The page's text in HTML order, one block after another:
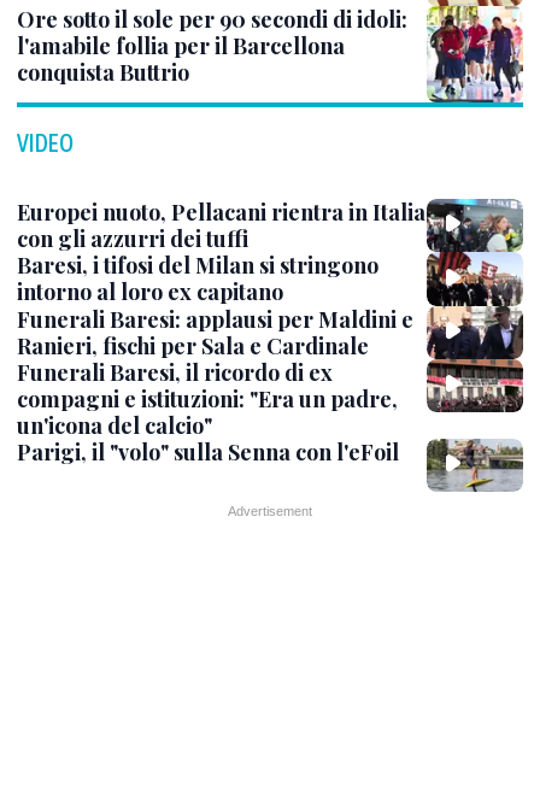
Ore sotto il sole per 90 secondi di idoli:
l'amabile follia per il Barcellona
conquista Buttrio
VIDEO
Europei nuoto, Pellacani rientra in Italia
con gli azzurri dei tuffi
Baresi, i tifosi del Milan si stringono
intorno al loro ex capitano
Funerali Baresi: applausi per Maldini e
Ranieri, fischi per Sala e Cardinale
Funerali Baresi, il ricordo di ex
compagni e istituzioni: "Era un padre,
un'icona del calcio"
Parigi, il "volo" sulla Senna con l'eFoil